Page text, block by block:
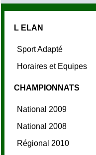
L ELAN
Sport Adapté
Horaires et Equipes
CHAMPIONNATS
National 2009
National 2008
Régional 2010